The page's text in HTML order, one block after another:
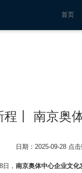
首页
程丨 南京奥
日期：2025-09-28 点
， 南京奥体中心企业文化